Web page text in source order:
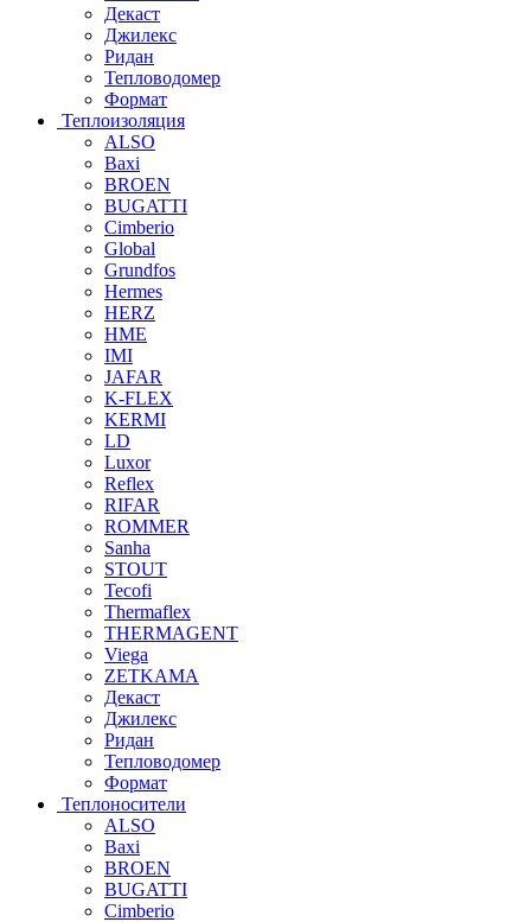
Декаст
Джилекс
Ридан
Тепловодомер
Формат
Теплоизоляция
ALSO
Baxi
BROEN
BUGATTI
Cimberio
Global
Grundfos
Hermes
HERZ
HME
IMI
JAFAR
K-FLEX
KERMI
LD
Luxor
Reflex
RIFAR
ROMMER
Sanha
STOUT
Tecofi
Thermaflex
THERMAGENT
Viega
ZETKAMA
Декаст
Джилекс
Ридан
Тепловодомер
Формат
Теплоносители
ALSO
Baxi
BROEN
BUGATTI
Cimberio